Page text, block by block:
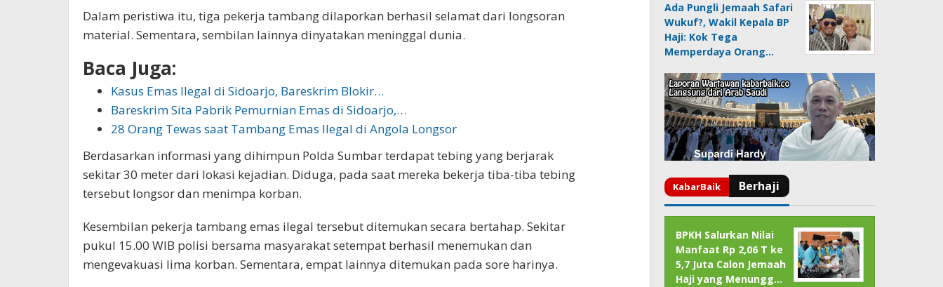
Dalam peristiwa itu, tiga pekerja tambang dilaporkan berhasil selamat dari longsoran
material. Sementara, sembilan lainnya dinyatakan meninggal dunia.
Baca Juga:
Kasus Emas Ilegal di Sidoarjo, Bareskrim Blokir…
Bareskrim Sita Pabrik Pemurnian Emas di Sidoarjo,…
28 Orang Tewas saat Tambang Emas Ilegal di Angola Longsor
Berdasarkan informasi yang dihimpun Polda Sumbar terdapat tebing yang berjarak
sekitar 30 meter dari lokasi kejadian. Diduga, pada saat mereka bekerja tiba-tiba tebing
tersebut longsor dan menimpa korban.
Kesembilan pekerja tambang emas ilegal tersebut ditemukan secara bertahap. Sekitar
pukul 15.00 WIB polisi bersama masyarakat setempat berhasil menemukan dan
mengevakuasi lima korban. Sementara, empat lainnya ditemukan pada sore harinya.
Ada Pungli Jemaah Safari
Wukuf?, Wakil Kepala BP
Haji: Kok Tega
Memperdaya Orang…
BPKH Salurkan Nilai
Manfaat Rp 2,06 T ke
5,7 Juta Calon Jemaah
Haji yang Menungg…